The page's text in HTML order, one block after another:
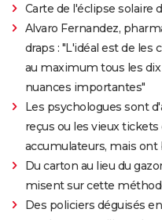
Carte de l'éclipse solaire
Alvaro Fernandez,
draps : "L'idéal est de les
au maximum tous les dix
nuances importantes"
Les psychologues sont
reçus ou les vieux
accumulateurs, mais ont
Du carton au lieu du
misent sur cette
Des policiers déguisés